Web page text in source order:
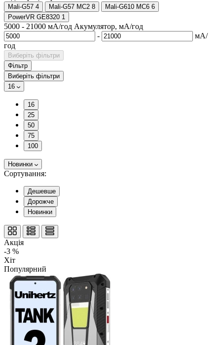
Mali-G57 4 Mali-G57 MC2 8 Mali-G610 MC6 6
PowerVR GE8320 1
5000 - 21000 мА/год Акумулятор, мА/год
-
мА/
год
Виберіть фільтри
Фільтр
Виберіть фільтри
16
16
25
50
75
100
Новинки
Сортування:
Дешевше
Дорожче
Новинки
Акція
-3 %
Хіт
Популярний